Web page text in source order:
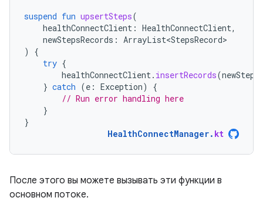
suspend fun upsertSteps(
healthConnectClient : HealthConnectClient,
newStepsRecords : ArrayList<StepsRecord>
)
{
try {
healthConnectClient. insertRecords(
} catch (e : Exception)
{
// Run error handling here
}
}
HealthConnectManager. kt
После этого вы можете вызывать эти функции в
основном потоке.